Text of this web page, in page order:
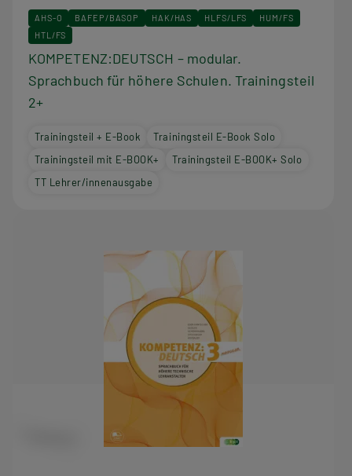
AHS-O BAFEP/BASOP HAK/HAS HLFS/LFS
HUM/FS
HTL/FS
KOMPETENZ:DEUTSCH – modular.
Sprachbuch für höhere Schulen. Trainingsteil
2+
Trainingsteil + E-Book
Trainingsteil E-Book Solo
Trainingsteil mit E-BOOK+
Trainingsteil E-BOOK+ Solo
TT Lehrer/innenausgabe